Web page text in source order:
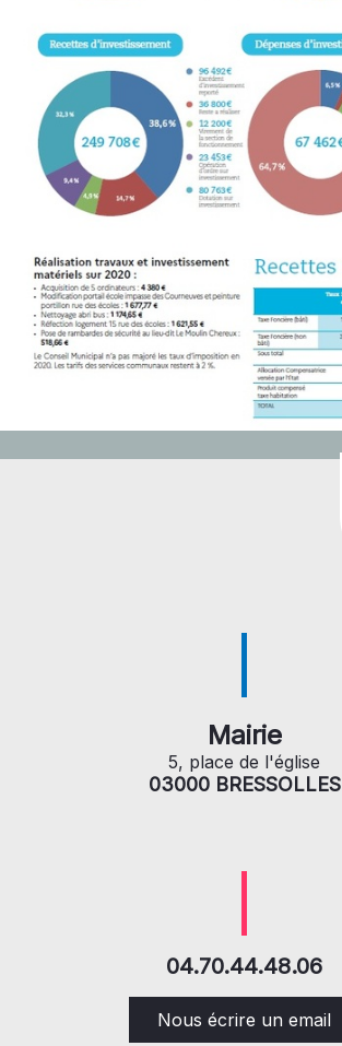
Mairie
5, place de l'église
03000 BRESSOLLES
04.70.44.48.06
Nous écrire un email